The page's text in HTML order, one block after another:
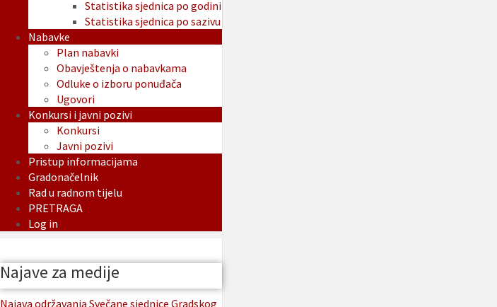
Statistika sjednica po godini
Statistika sjednica po sazivu
Nabavke
Plan nabavki
Obavještenja o nabavkama
Odluke o izboru ponuđača
Ugovori
Konkursi i javni pozivi
Konkursi
Javni pozivi
Pristup informacijama
Gradonačelnik
Rad u radnom tijelu
PRETRAGA
Log in
Najave za medije
Najava održavanja Svečane sjednice Gradskog